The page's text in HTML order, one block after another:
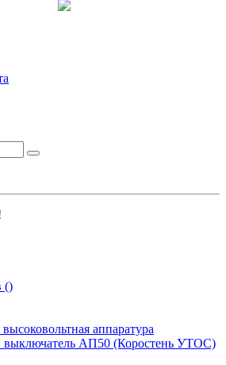
()
аппаратура
выключатель АП50 (Коростень УТОС)